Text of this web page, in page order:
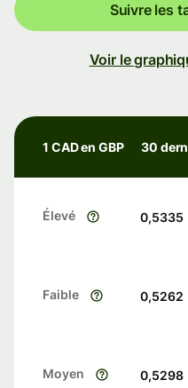
Suivre les
Voir le
1 CAD en GBP 30
Élevé 0,5335
Faible 0,5262
Moyen 0,5298